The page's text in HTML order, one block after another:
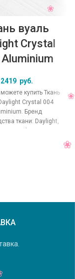
вуаль
Crystal
2419 руб.
купить Ткань
Crystal 004
Бренд
ткани: Daylight,
Crystal, основной